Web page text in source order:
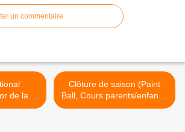
un commentaire
de la
Clôture de saison (Paint
Ball, Cours parents/enfants,
Assemblée Générale,